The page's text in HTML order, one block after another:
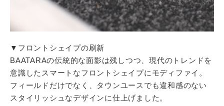
▼フロントシェイプの刷新
BAATARAの伝統的な面影は残しつつ、現代のトレンドを
意識したスマートなフロントシェイプにモディファイ。
フィールドだけでなく、タウンユースでも違和感のない
スタイリッシュなデザインに仕上げました。